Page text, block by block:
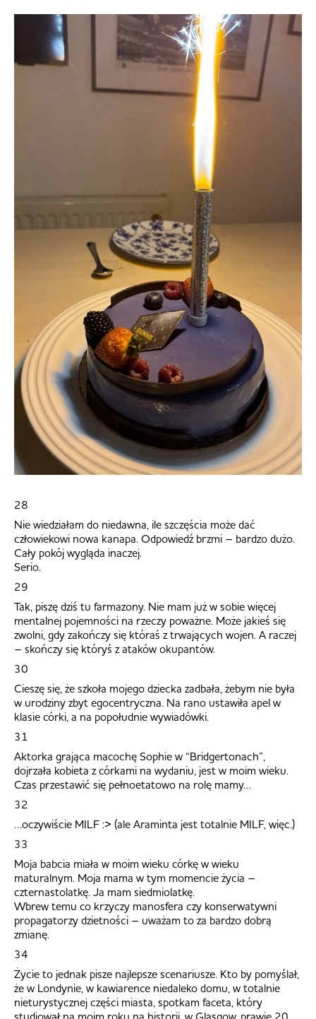
28
Nie wiedziałam do niedawna, ile szczęścia może dać
człowiekowi nowa kanapa. Odpowiedź brzmi – bardzo dużo.
Cały pokój wygląda inaczej.
Serio.
29
Tak, piszę dziś tu farmazony. Nie mam już w sobie więcej
mentalnej pojemności na rzeczy poważne. Może jakieś się
zwolni, gdy zakończy się któraś z trwających wojen. A raczej
– skończy się któryś z ataków okupantów.
30
Cieszę się, że szkoła mojego dziecka zadbała, żebym nie była
w urodziny zbyt egocentryczna. Na rano ustawiła apel w
klasie córki, a na popołudnie wywiadówki.
31
Aktorka grająca macochę Sophie w “Bridgertonach”,
dojrzała kobieta z córkami na wydaniu, jest w moim wieku.
Czas przestawić się pełnoetatowo na rolę mamy…
32
…oczywiście MILF :> (ale Araminta jest totalnie MILF, więc.)
33
Moja babcia miała w moim wieku córkę w wieku
maturalnym. Moja mama w tym momencie życia –
czternastolatkę. Ja mam siedmiolatkę.
Wbrew temu co krzyczy manosfera czy konserwatywni
propagatorzy dzietności – uważam to za bardzo dobrą
zmianę.
34
Życie to jednak pisze najlepsze scenariusze. Kto by pomyślał,
że w Londynie, w kawiarence niedaleko domu, w totalnie
nieturystycznej części miasta, spotkam faceta, który